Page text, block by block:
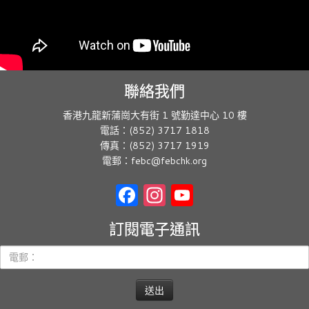
聯絡我們
香港九龍新蒲崗大有街 1 號勤達中心 10 樓
電話：(852) 3717 1818
傳真：(852) 3717 1919
電郵：febc@febchk.org
Facebook Instagram
訂閱電子通訊
郵：